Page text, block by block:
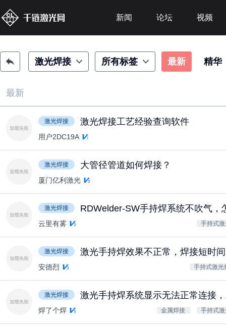
新闻 论坛 视频
激光焊接 所有标签 最新 精华
最新
激光焊接 激光焊接工艺经验查询软件
用户2DC19A
激光焊接 大管径管道如何焊接？
厦门亿利激光
激光焊接 RDWelder-SW手持焊系统不吹气，
云里有雾 手持式
激光焊接 激光手持焊效果不正常，焊接短时
安德烈 手持式激光
激光焊接 激光手持焊系统显示无法正常连接
焊了个焊 金属焊接 手持式